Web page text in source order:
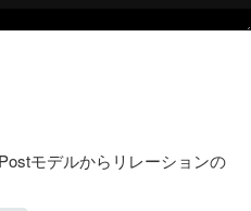
モデルからリレーションの